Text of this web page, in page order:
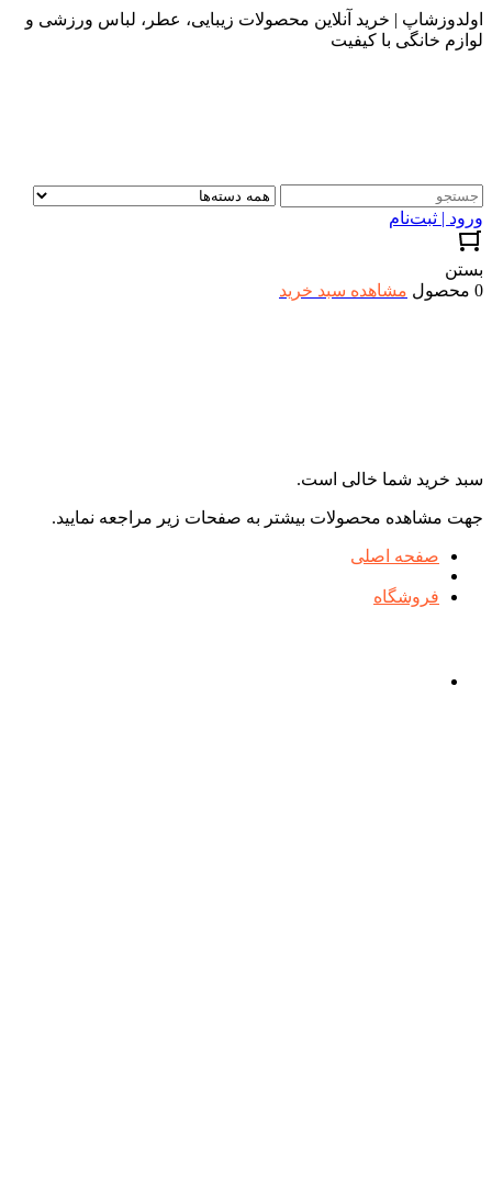
اولدوزشاپ | خرید آنلاین محصولات زیبایی، عطر، لباس ورزشی و
لوازم خانگی با کیفیت
ورود | ثبت‌نام
بستن
0 محصول
مشاهده سبد خرید
سبد خرید شما خالی است.
جهت مشاهده محصولات بیشتر به صفحات زیر مراجعه نمایید.
صفحه اصلی
فروشگاه